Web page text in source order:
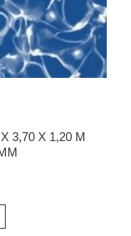
3,70 X 1,20 M